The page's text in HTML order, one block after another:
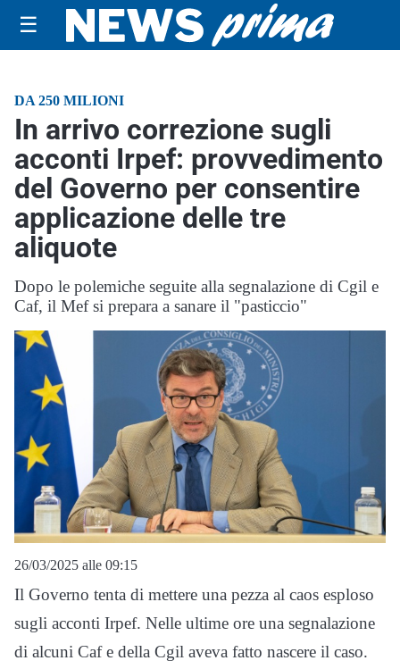
☰
DA 250 MILIONI
In arrivo correzione sugli
acconti Irpef: provvedimento
del Governo per consentire
applicazione delle tre
aliquote
Dopo le polemiche seguite alla segnalazione di Cgil e
Caf, il Mef si prepara a sanare il "pasticcio"
26/03/2025 alle 09:15
Il Governo tenta di mettere una pezza al caos esploso
sugli acconti Irpef. Nelle ultime ore una segnalazione
di alcuni Caf e della Cgil aveva fatto nascere il caso.